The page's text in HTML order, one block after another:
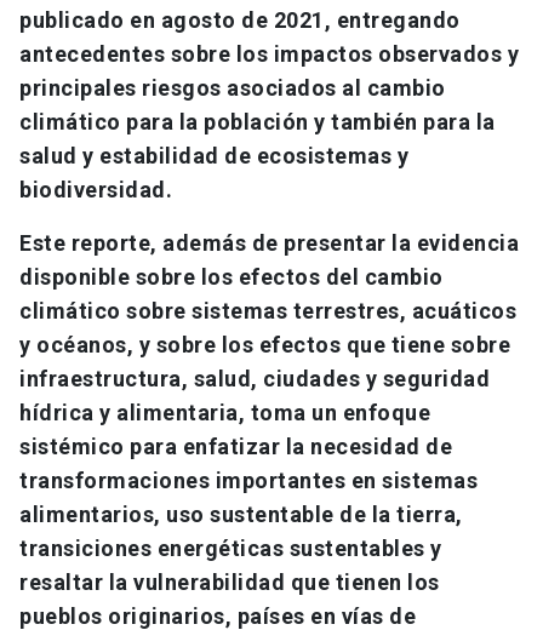
publicado en agosto de 2021, entregando
antecedentes sobre los impactos observados y
principales riesgos asociados al cambio
climático para la población y también para la
salud y estabilidad de ecosistemas y
biodiversidad.
Este reporte, además de presentar la evidencia
disponible sobre los efectos del cambio
climático sobre sistemas terrestres, acuáticos
y océanos, y sobre los efectos que tiene sobre
infraestructura, salud, ciudades y seguridad
hídrica y alimentaria, toma un enfoque
sistémico para enfatizar la necesidad de
transformaciones importantes en sistemas
alimentarios, uso sustentable de la tierra,
transiciones energéticas sustentables y
resaltar la vulnerabilidad que tienen los
pueblos originarios, países en vías de